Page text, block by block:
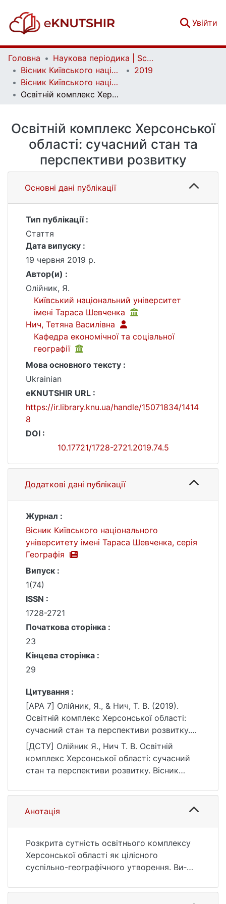
Увійти
Головна
Наукова періодика | Scientific periodicals
Вісник Київського національного університету імені Тараса Шевченка. Географія | Bulletin of Taras Shevchenko National University of Kyiv. Geography
2019
Вісник Київського національного університету імені Тараса Шевченка. Географія. Випуск 1 (74)
Освітній комплекс Херсонської області: сучасний стан та перспективи розвитку
Освітній комплекс Херсонської
області: сучасний стан та
перспективи розвитку
Основні дані публікації
Тип публікації :
Стаття
Дата випуску :
19 червня 2019 р.
Автор(и) :
Олійник, Я.
Київський національний університет
імені Тараса Шевченка
Нич, Тетяна Василівна
Кафедра економічної та соціальної
географії
Мова основного тексту :
Ukrainian
eKNUTSHIR URL :
https://ir.library.knu.ua/handle/15071834/1414
8
DOI :
10.17721/1728-2721.2019.74.5
Додаткові дані публікації
Журнал :
Вісник Київського національного
університету імені Тараса Шевченка, серія
Географія
Випуск :
1(74)
ISSN :
1728-2721
Початкова сторінка :
23
Кінцева сторінка :
29
Цитування :
[APA 7] Олійник, Я., & Нич, Т. В. (2019).
Освітній комплекс Херсонської області:
сучасний стан та перспективи розвитку.
Вісник Київського національного
університету імені Тараса Шевченка, серія
Географія, (1(74)), 23–29.
https://doi.org/10.17721/1728-2721.2019.74.5
[ДСТУ] Олійник Я., Нич Т. В. Освітній
комплекс Херсонської області: сучасний
стан та перспективи розвитку. Вісник
імені Тараса Шевченка, серія Географія.
2019. № 1(74). С. 23—29. DOI:
10.17721/1728-2721.2019.74.5 (дата
Анотація
Розкрита сутність освітнього комплексу
Херсонської області як цілісного
суспільно-географічного утворення. Ви­
комплексу в економічному і соціальному